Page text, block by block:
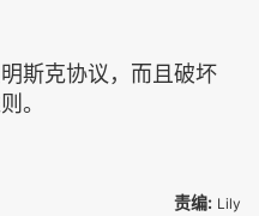
斯克协议，而且破坏
。
责编: Lily